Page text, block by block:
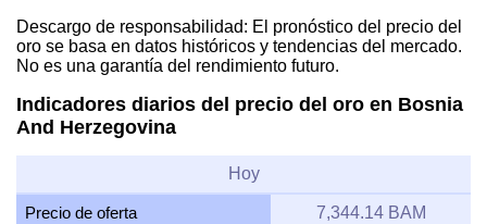
Descargo de responsabilidad: El pronóstico del precio del
oro se basa en datos históricos y tendencias del mercado.
No es una garantía del rendimiento futuro.
Indicadores diarios del precio del oro en Bosnia
And Herzegovina
Hoy
Precio de oferta 7,344.14 BAM